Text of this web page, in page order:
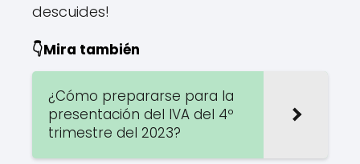
descuides!
👇Mira también
¿Cómo prepararse para la
presentación del IVA del 4º
trimestre del 2023?